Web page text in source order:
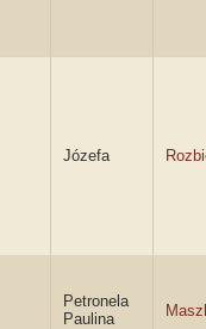
Józefa
Petronela
Paulina